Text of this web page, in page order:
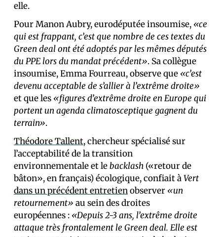
elle.
Pour Manon Aubry, eurodéputée insoumise, «ce
qui est frappant, c’est que nombre de ces textes du
Green deal ont été adoptés par les mêmes députés
du PPE lors du mandat précédent». Sa collègue
insoumise, Emma Fourreau, observe que «c’est
devenu acceptable de s’allier à l’extrême droite»
et que les «figures d’extrême droite en Europe qui
portent un agenda climatosceptique gagnent du
terrain».
Théodore Tallent, chercheur spécialisé sur
l’acceptabilité de la transition
environnementale et lebacklash («retour de
bâton», en français) écologique, confiait àVert
dans un précédent entretienobserver «un
retournement» au sein des droites
européennes : «Depuis 2-3 ans, l’extrême droite
attaque très frontalement le Green deal. Elle est